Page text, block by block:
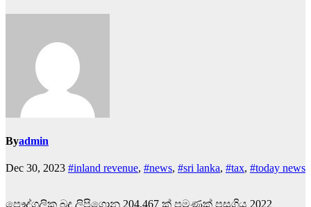
Byadmin
Dec 30, 2023 #inland revenue, #news, #sri lanka, #tax, #today news
පෞද්ගලික බදු ලිපිගොනු 204,467 ක් පමණක් පසුගිය 2022